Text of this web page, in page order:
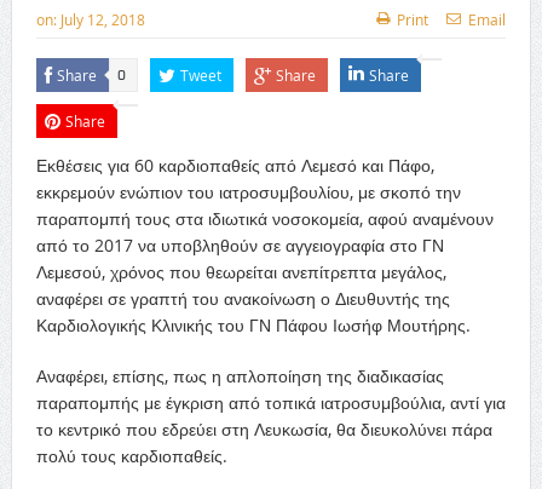
on: July 12, 2018 Print Email
Share 0 Tweet Share Share
Share
Εκθέσεις για 60 καρδιοπαθείς από Λεμεσό και Πάφο,
εκκρεμούν ενώπιον του ιατροσυμβουλίου, με σκοπό την
παραπομπή τους στα ιδιωτικά νοσοκομεία, αφού αναμένουν
από το 2017 να υποβληθούν σε αγγειογραφία στο ΓΝ
Λεμεσού, χρόνος που θεωρείται ανεπίτρεπτα μεγάλος,
αναφέρει σε γραπτή του ανακοίνωση ο Διευθυντής της
Καρδιολογικής Κλινικής του ΓΝ Πάφου Ιωσήφ Μουτήρης.
Αναφέρει, επίσης, πως η απλοποίηση της διαδικασίας
παραπομπής με έγκριση από τοπικά ιατροσυμβούλια, αντί για
το κεντρικό που εδρεύει στη Λευκωσία, θα διευκολύνει πάρα
πολύ τους καρδιοπαθείς.